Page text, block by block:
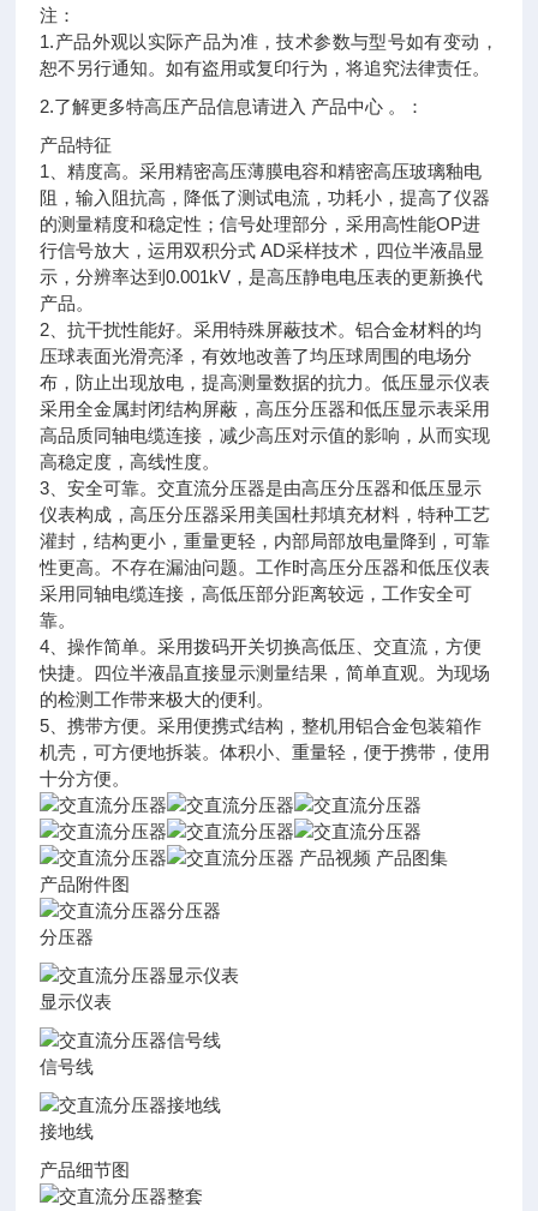
注：
1.产品外观以实际产品为准，技术参数与型号如有变动，
恕不另行通知。如有盗用或复印行为，将追究法律责任。
2.了解更多特高压产品信息请进入 产品中心 。：
产品特征
1、精度高。采用精密高压薄膜电容和精密高压玻璃釉电
阻，输入阻抗高，降低了测试电流，功耗小，提高了仪器
的测量精度和稳定性；信号处理部分，采用高性能OP进
行信号放大，运用双积分式 AD采样技术，四位半液晶显
示，分辨率达到0.001kV，是高压静电电压表的更新换代
产品。
2、抗干扰性能好。采用特殊屏蔽技术。铝合金材料的均
压球表面光滑亮泽，有效地改善了均压球周围的电场分
布，防止出现放电，提高测量数据的抗力。低压显示仪表
采用全金属封闭结构屏蔽，高压分压器和低压显示表采用
高品质同轴电缆连接，减少高压对示值的影响，从而实现
高稳定度，高线性度。
3、安全可靠。交直流分压器是由高压分压器和低压显示
仪表构成，高压分压器采用美国杜邦填充材料，特种工艺
灌封，结构更小，重量更轻，内部局部放电量降到，可靠
性更高。不存在漏油问题。工作时高压分压器和低压仪表
采用同轴电缆连接，高低压部分距离较远，工作安全可
靠。
4、操作简单。采用拨码开关切换高低压、交直流，方便
快捷。四位半液晶直接显示测量结果，简单直观。为现场
的检测工作带来极大的便利。
5、携带方便。采用便携式结构，整机用铝合金包装箱作
机壳，可方便地拆装。体积小、重量轻，便于携带，使用
十分方便。
产品视频 产品图集
产品附件图
分压器
显示仪表
信号线
接地线
产品细节图